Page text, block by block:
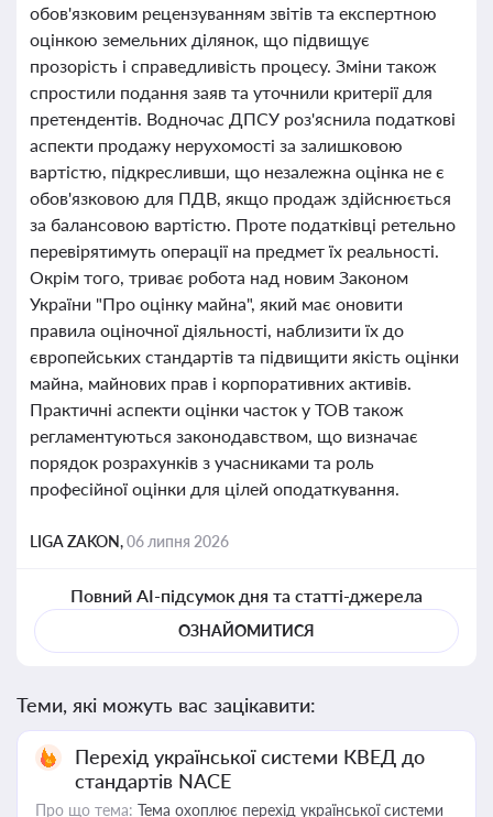
обов'язковим рецензуванням звітів та експертною
оцінкою земельних ділянок, що підвищує
прозорість і справедливість процесу. Зміни також
спростили подання заяв та уточнили критерії для
претендентів. Водночас ДПСУ роз'яснила податкові
аспекти продажу нерухомості за залишковою
вартістю, підкресливши, що незалежна оцінка не є
обов'язковою для ПДВ, якщо продаж здійснюється
за балансовою вартістю. Проте податківці ретельно
перевірятимуть операції на предмет їх реальності.
Окрім того, триває робота над новим Законом
України "Про оцінку майна", який має оновити
правила оціночної діяльності, наблизити їх до
європейських стандартів та підвищити якість оцінки
майна, майнових прав і корпоративних активів.
Практичні аспекти оцінки часток у ТОВ також
регламентуються законодавством, що визначає
порядок розрахунків з учасниками та роль
професійної оцінки для цілей оподаткування.
LIGA ZAKON,06 липня 2026
Повний AI-підсумок дня та статті-джерела
ОЗНАЙОМИТИСЯ
Теми, які можуть вас зацікавити:
Перехід української системи КВЕД до
стандартів NACE
Про що тема: Тема охоплює перехід української системи